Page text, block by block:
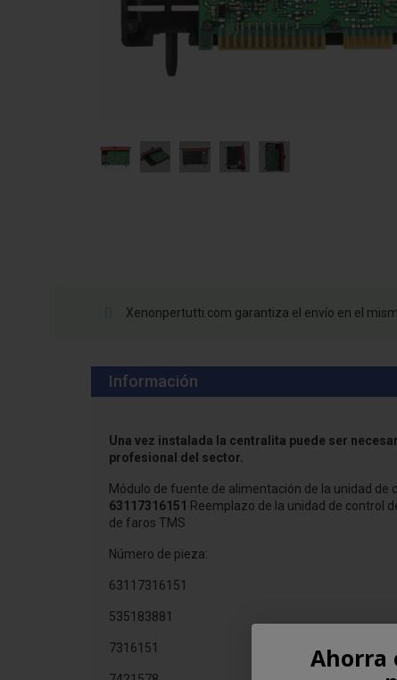
Xenonpertutti.com garantiza el envío en el
Información
Una vez instalada la centralita puede ser
profesional del sector.
Módulo de fuente de alimentación de la unidad de
63117316151 Reemplazo de la unidad de control
de faros TMS
Número de pieza:
63117316151
535183881
7316151 Ahorra